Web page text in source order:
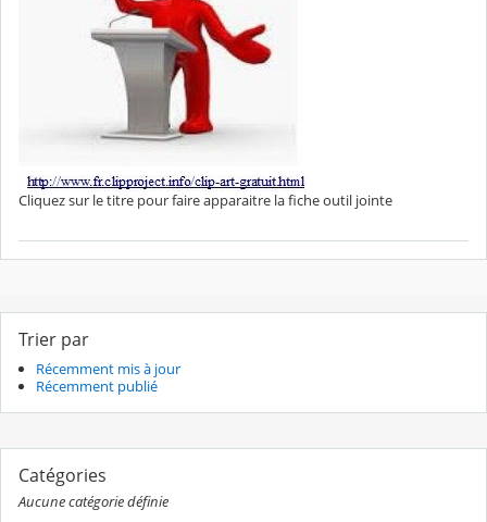
Cliquez sur le titre pour faire apparaitre la fiche outil jointe
Trier par
Récemment mis à jour
Récemment publié
Catégories
Aucune catégorie définie